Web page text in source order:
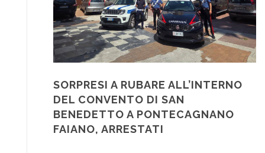
SORPRESI A RUBARE ALL’INTERNO
DEL CONVENTO DI SAN
BENEDETTO A PONTECAGNANO
FAIANO, ARRESTATI